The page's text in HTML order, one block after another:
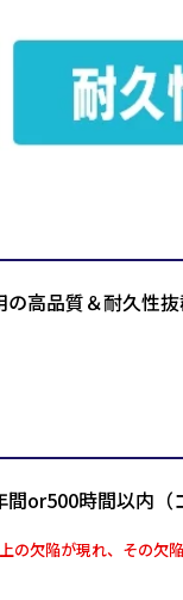
高品質＆耐久性
or500時間以内（
の欠陥が現れ、その